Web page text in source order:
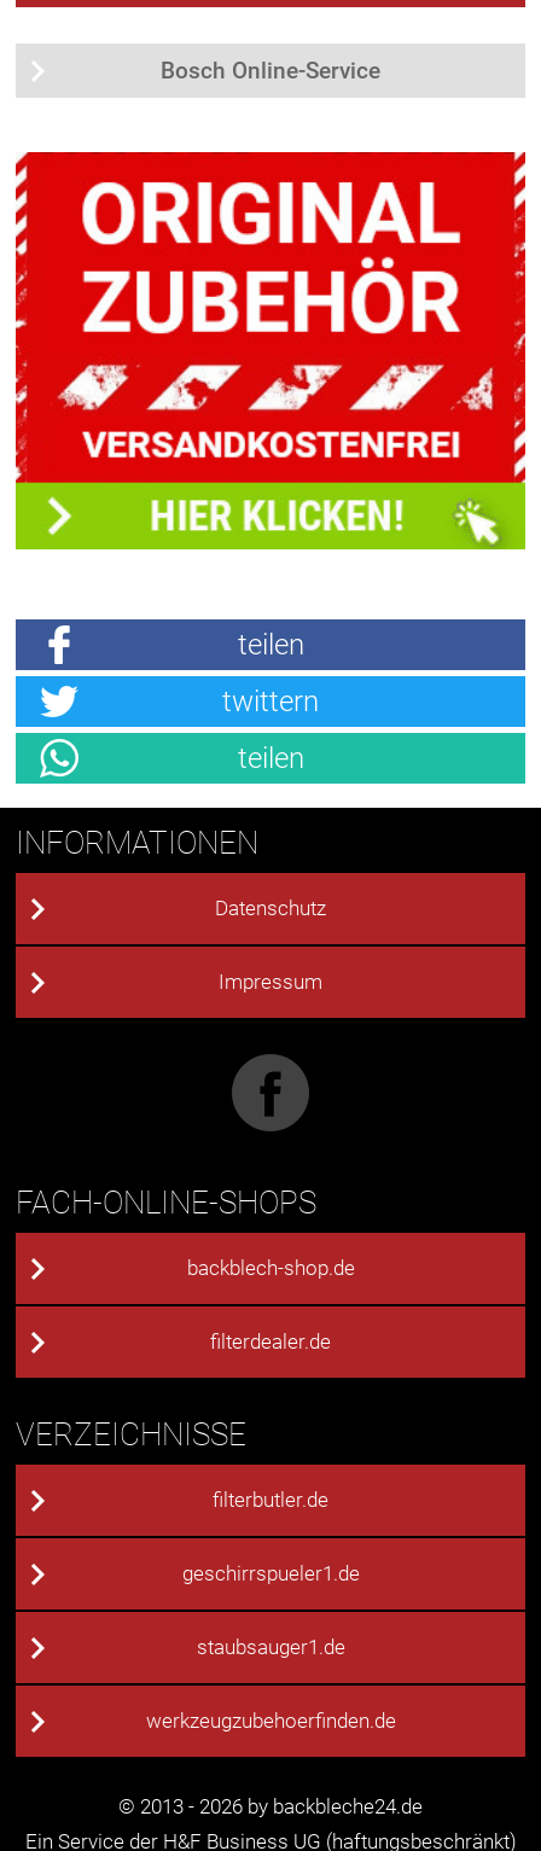
Bosch Online-Service
teilen
twittern
teilen
INFORMATIONEN
Datenschutz
Impressum
FACH-ONLINE-SHOPS
backblech-shop.de
filterdealer.de
VERZEICHNISSE
filterbutler.de
geschirrspueler1.de
staubsauger1.de
werkzeugzubehoerfinden.de
© 2013 - 2026 by backbleche24.de
Ein Service der H&F Business UG (haftungsbeschränkt)